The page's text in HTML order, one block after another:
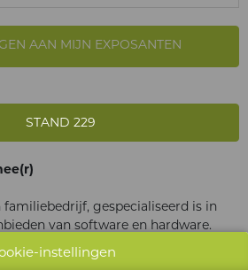
AAN MIJN EXPOSANTEN
STAND 229
gespecialiseerd is in
van software en hardware.
West-Vlaanderen noemen we
architecten voor jouw organisatie of
instellingen